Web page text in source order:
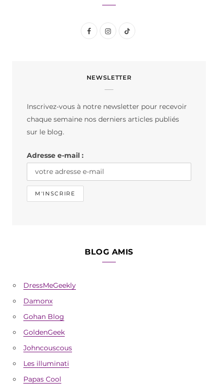
F
e
I
t
m
T
T
NEWSLETTER
Inscrivez-vous à notre newsletter pour recevoir
chaque semaine nos derniers articles publiés
sur le blog.
Adresse e-mail :
BLOG AMIS
DressMeGeekly
Damonx
Gohan Blog
GoldenGeek
Johncouscous
Les illuminati
Papas Cool